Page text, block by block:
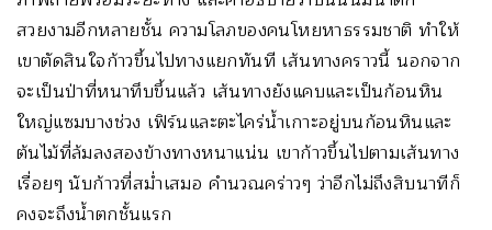
สวยงามอีกหลายชั้น ความโลภของคนโหยหาธรรมชาติ ทำให้
เขาตัดสินใจก้าวขึ้นไปทางแยกทันที เส้นทางคราวนี้ นอกจาก
จะเป็นป่าที่หนาทึบขึ้นแล้ว เส้นทางยังแคบและเป็นก้อนหิน
ใหญ่แซมบางช่วง เฟิร์นและตะไคร่น้ำเกาะอยู่บนก้อนหินและ
ต้นไม้ที่ล้มลงสองข้างทางหนาแน่น เขาก้าวขึ้นไปตามเส้นทาง
เรื่อยๆ นับก้าวที่สม่ำเสมอ คำนวณคร่าวๆ ว่าอีกไม่ถึงสิบนาทีก็
คงจะถึงน้ำตกชั้นแรก